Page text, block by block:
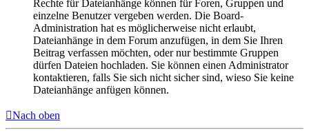
Rechte für Dateianhänge können für Foren, Gruppen und
einzelne Benutzer vergeben werden. Die Board-
Administration hat es möglicherweise nicht erlaubt,
Dateianhänge in dem Forum anzufügen, in dem Sie Ihren
Beitrag verfassen möchten, oder nur bestimmte Gruppen
dürfen Dateien hochladen. Sie können einen Administrator
kontaktieren, falls Sie sich nicht sicher sind, wieso Sie keine
Dateianhänge anfügen können.
Nach oben